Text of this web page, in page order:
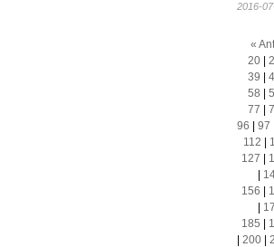
2016-
«
20|
39
58
77
96
97
112
127
156
185
200|